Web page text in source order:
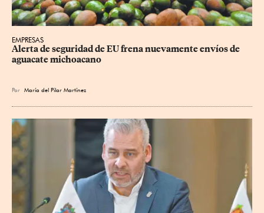
EMPRESAS
Alerta de seguridad de EU frena nuevamente envíos de
aguacate michoacano
Por María del Pilar Martínez